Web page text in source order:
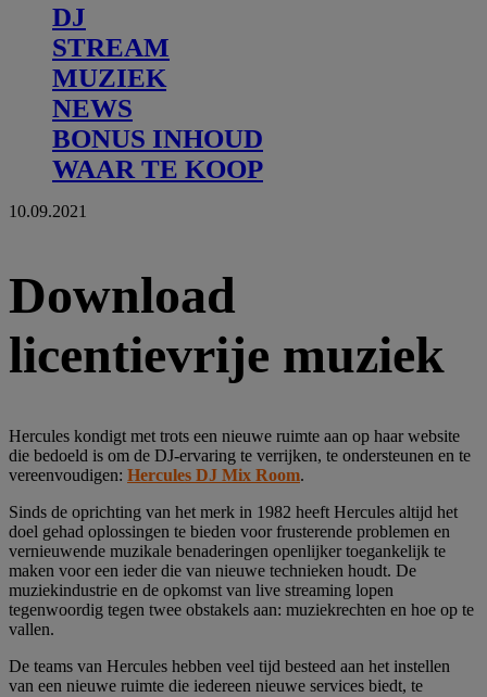
DJ
STREAM
MUZIEK
NEWS
BONUS INHOUD
WAAR TE KOOP
10.09.2021
Download
licentievrije muziek
Hercules kondigt met trots een nieuwe ruimte aan op haar website
die bedoeld is om de DJ-ervaring te verrijken, te ondersteunen en te
vereenvoudigen: Hercules DJ Mix Room.
Sinds de oprichting van het merk in 1982 heeft Hercules altijd het
doel gehad oplossingen te bieden voor frusterende problemen en
vernieuwende muzikale benaderingen openlijker toegankelijk te
maken voor een ieder die van nieuwe technieken houdt. De
muziekindustrie en de opkomst van live streaming lopen
tegenwoordig tegen twee obstakels aan: muziekrechten en hoe op te
vallen.
De teams van Hercules hebben veel tijd besteed aan het instellen
van een nieuwe ruimte die iedereen nieuwe services biedt, te